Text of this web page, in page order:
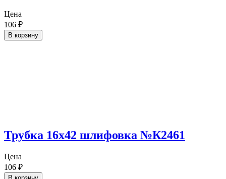
Цена
106 ₽
В корзину
Трубка 16х42 шлифовка №К2461
Цена
106 ₽